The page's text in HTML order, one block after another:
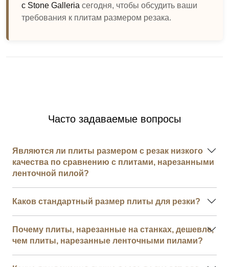
с Stone Galleria сегодня, чтобы обсудить ваши
требования к плитам размером резака.
Часто задаваемые вопросы
Являются ли плиты размером с резак низкого
качества по сравнению с плитами, нарезанными
ленточной пилой?
Каков стандартный размер плиты для резки?
Почему плиты, нарезанные на станках, дешевле,
чем плиты, нарезанные ленточными пилами?